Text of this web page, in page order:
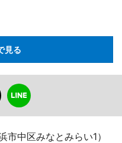
見る
中区みなとみらい1）